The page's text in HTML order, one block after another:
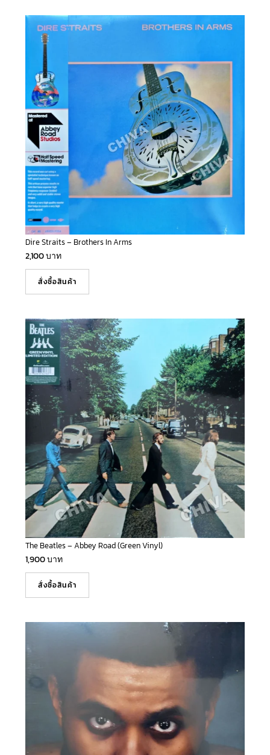
Dire Straits – Brothers In Arms
2,100บาท
สั่งซื้อสินค้า
The Beatles – Abbey Road (Green Vinyl)
1,900บาท
สั่งซื้อสินค้า